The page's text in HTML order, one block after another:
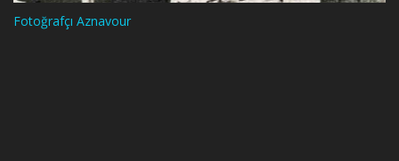
Fotoğrafçı Aznavour